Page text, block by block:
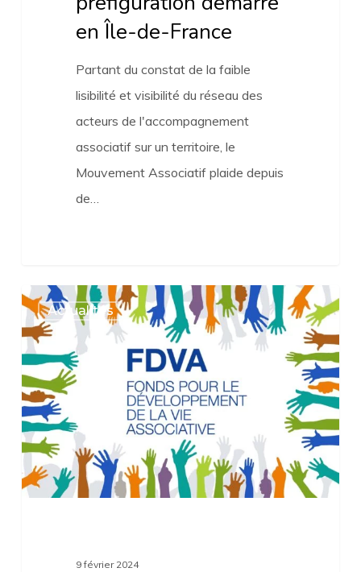
en Île-de-France
Partant du constat de la faible
lisibilité et visibilité du réseau des
acteurs de l'accompagnement
associatif sur un territoire, le
Mouvement Associatif plaide depuis
de…
FDVA
2
déposez
vos
projets
jusqu’au
25
mars
Actualités
9 février 2024